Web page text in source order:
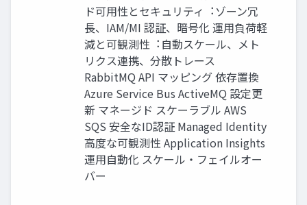
ド可⽤性とセキュリティ︓ゾーン冗
⻑、IAM/MI 認証、暗号化 運⽤負荷軽
減と可観測性︓⾃動スケール、メト
リクス連携、分散トレース
RabbitMQ API マッピング 依存置換
Azure Service Bus ActiveMQ 設定更
新 マネージド スケーラブル AWS
SQS 安全なID認証 Managed Identity
⾼度な可観測性 Application Insights
運⽤⾃動化 スケール・フェイルオー
バー